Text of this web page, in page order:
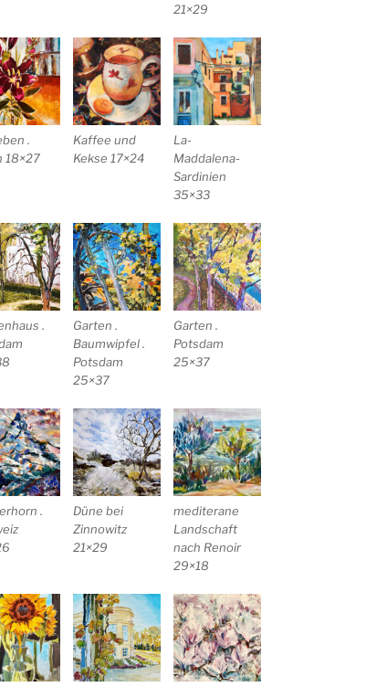
21×29
.
18×27
Kaffee und
Kekse 17×24
La-
Maddalena-
Sardinien
35×33
.
Garten .
Baumwipfel .
Potsdam
25×37
Garten .
Potsdam
25×37
.
Düne bei
Zinnowitz
21×29
mediterane
Landschaft
nach Renoir
29×18